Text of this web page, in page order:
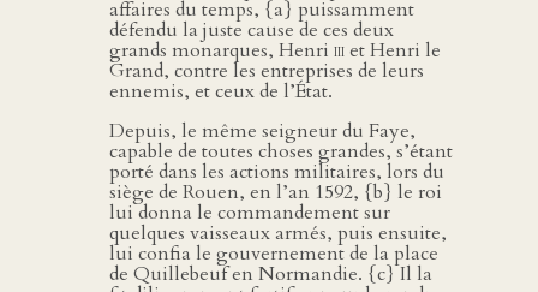
affaires du temps, {a} puissamment
défendu la juste cause de ces deux
grands monarques, Henri iiiet Henri le
Grand, contre les entreprises de leurs
ennemis, et ceux de l’État.
Depuis, le même seigneur du Faye,
capable de toutes choses grandes, s’étant
porté dans les actions militaires, lors du
siège de Rouen, en l’an 1592, {b} le roi
lui donna le commandement sur
quelques vaisseaux armés, puis ensuite,
lui confia le gouvernement de la place
de Quillebeuf en Normandie. {c} Il la